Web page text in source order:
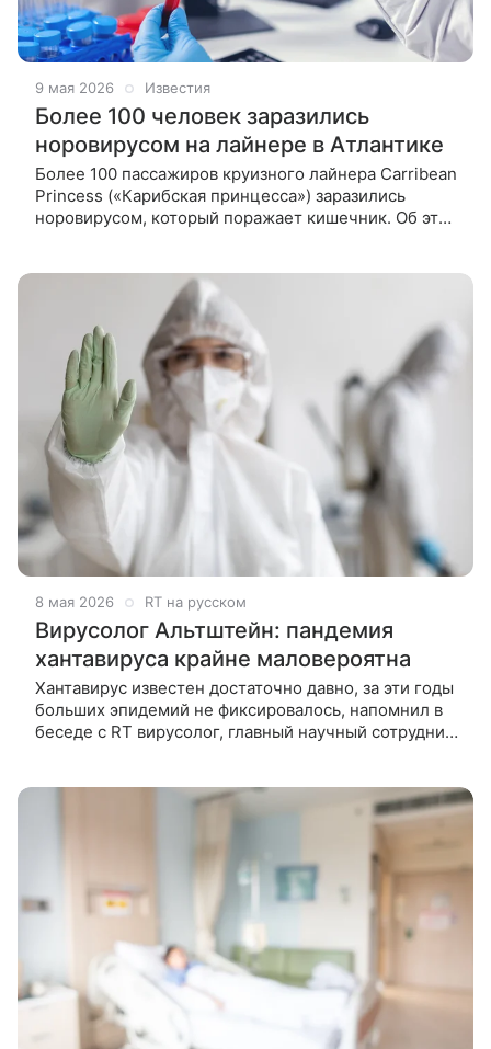
9 мая 2026 Известия
Более 100 человек заразились
норовирусом на лайнере в Атлантике
Более 100 пассажиров круизного лайнера Carribean
Princess («Карибская принцесса») заразились
норовирусом, который поражает кишечник. Об этом
8 мая 2026 RT на русском
Вирусолог Альтштейн: пандемия
хантавируса крайне маловероятна
Хантавирус известен достаточно давно, за эти годы
больших эпидемий не фиксировалось, напомнил в
беседе с RT вирусолог, главный научный сотрудник